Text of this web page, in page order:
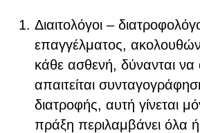
Διαιτολόγοι –
επαγγέλματος,
κάθε ασθενή, δύνανται να
απαιτείται
διατροφής, αυτή γίνεται
πράξη περιλαμβάνει όλα